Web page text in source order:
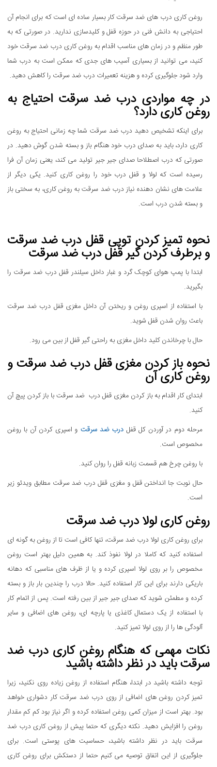
روغن کاری درب های ضد سرقت کار بسیار ساده ای است که برای انجام آن
احتیاجی به دانش فنی در حوزه قفل و کلیدسازی ندارید. در صورتی که به
طور منظم و در زمان های مناسب اقدام به روغن کاری درب ضد سرقت خود
کنید، می توانید از بسیاری آسیب های جدی که ممکن است به درب شما
وارد شود جلوگیری کرده و هزینه تعمیرات درب ضد سرقت را کاهش دهید.
در چه مواردی درب ضد سرقت احتیاج به
روغن کاری دارد؟
برای اینکه تشخیص دهید درب ضد سرقت شما چه زمانی احتیاج به روغن
کاری دارد، باید به صدای درب خود هنگام باز و بسته شدن گوش دهید. در
صورتی که درب اصطلاحا صدای جیر جیر تولید می کند، یعنی زمان آن فرا
رسیده است که لولا و قفل درب خود را روغن کاری کنید. یکی دیگر از
علامت های نشان دهنده نیاز درب ضد سرقت به روغن کاری، به سختی باز
و بسته شدن درب است.
نحوه تمیز کردن توپی قفل درب ضد سرقت
و برطرف کردن گیر قفل درب ضد سرقت
ابتدا با پمپ هوای کوچک گرد و غبار داخل سیلندر قفل درب ضد سرقت را
بگیرید.
با استفاده از اسپری روغن و ریختن آن داخل مغزی قفل درب ضد سرقت
باعث روان شدن قفل شوید.
حال با چرخاندن کلید داخل مغزی به راحتی گیر قفل از بین می رود.
نحوه باز کردن مغزی قفل درب ضد سرقت و
روغن کاری آن
ابتدای کار اقدام به باز کردن مغزی قفل درب ضد سرقت با باز کردن پیچ آن
کنید.
مرحله دوم در آوردن کل قفل درب ضد سرقت و اسپری کردن آن با روغن
مخصوص است.
با روغن چرخ هم قسمت زبانه قفل را روان کنید.
حال نوبت جا انداختن قفل و مغزی قفل درب ضد سرقت مطابق ویدئو زیر
است.
روغن کاری لولا درب ضد سرقت
برای روغن کاری لولا درب ضد سرقت، تنها کافی است تا از روغن به گونه ای
استفاده کنید که کاملا در لولا نفوذ کند. به همین دلیل بهتر است روغن
مخصوص را بر روی لولا اسپری کرده و یا از ظرف های مناسبی که دهانه
باریکی دارند برای این کار استفاده کنید. حالا درب را چندین بار باز و بسته
کرده و مطمئن شوید که صدای جیر جیر از بین رفته است. پس از اتمام کار
با استفاده از یک دستمال کاغذی یا پارچه ای، روغن های اضافی و سایر
آلودگی ها را از روی لولا تمیز کنید.
نکات مهمی که هنگام روغن کاری درب ضد
سرقت باید در نظر داشته باشید
توجه داشته باشید در ابتدا، هنگام استفاده از روغن زیاده روی نکنید، زیرا
تمیز کردن روغن های اضافی از روی درب ضد سرقت کار دشواری خواهد
بود. بهتر است از میزان کمی روغن استفاده کرده و اگر نیاز بود کم کم مقدار
روغن را افزایش دهید. نکته دیگری که حتما پیش از روغن کاری درب ضد
سرقت باید در نظر داشته باشید، حساسیت های پوستی است. برای
جلوگیری از این اتفاق توصیه می کنیم حتما از دستکش برای روغن کاری